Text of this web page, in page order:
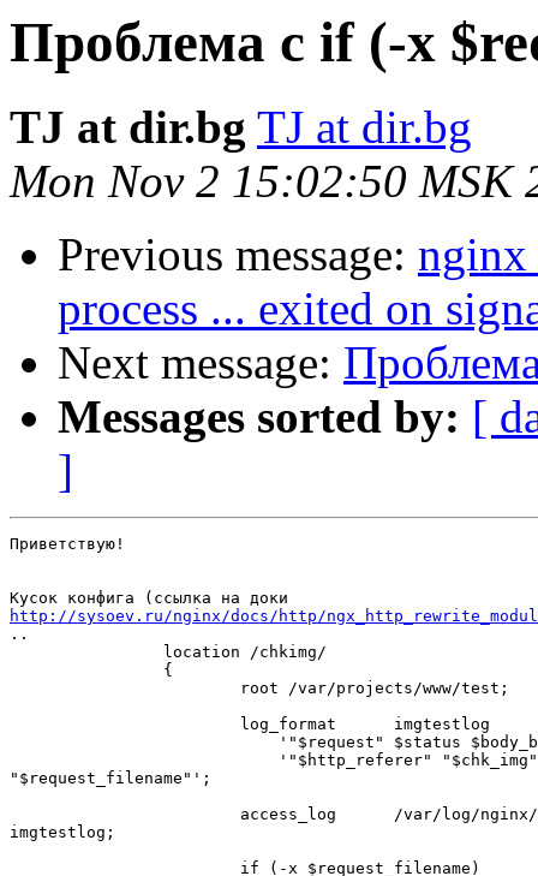
Проблема с if (-x
TJ at dir.bg TJ at dir.bg
Mon Nov 2 15:02:50 MSK
Previous message: nginx
process ... exited on
Next message:
Messages sorted by: [
]
Приветствую!
http://sysoev.ru/nginx/docs/http/
..
                location /chkimg/
                {
                        root /var/projects/www/test;
                        log_format      imgtestlog
'"$request" $status
'"$http_referer"
"$request_filename"';
access_log      /var/log/
imgtestlog;
                        if (-x $request_filename)